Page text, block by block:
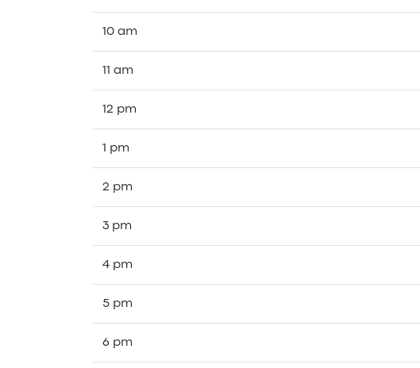
10 am
11 am
12 pm
1 pm
2 pm
3 pm
4 pm
5 pm
6 pm